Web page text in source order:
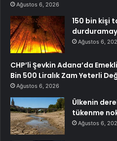
Ağustos 6, 2026
150 bin kişi
Ağustos 6,
CHP’li Şevkin Adana’da
Bin 500 Liralık Zam Yeterli
Ağustos 6, 2026
Ülkenin
tükenme
Ağustos 6,